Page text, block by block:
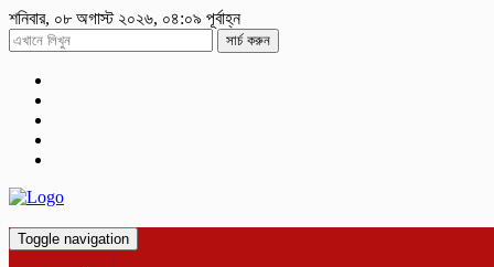
শনিবার, ০৮ অগাস্ট ২০২৬, ০৪:০৯ পূর্বাহ্ন
সার্চ করুন
Toggle navigation